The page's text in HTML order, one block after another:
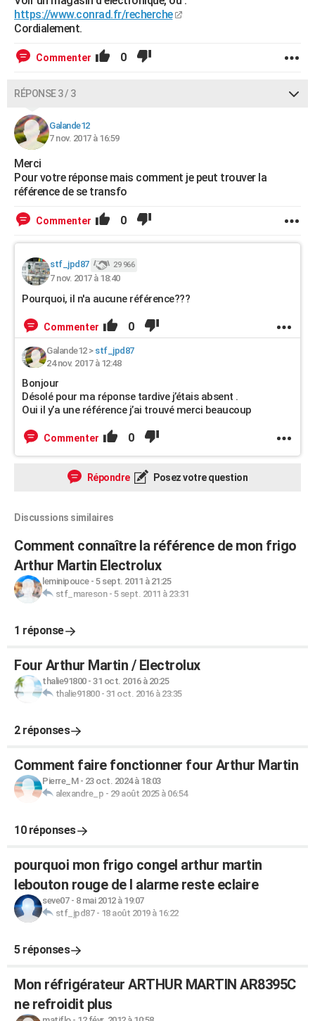
https://www.conrad.fr/recherche
Cordialement.
Commenter 0
RÉPONSE 3 / 3
Galande12
7 nov. 2017 à 16:59
Merci
Pour votre réponse mais comment je peut trouver la
référence de se transfo
Commenter 0
stf_jpd87 29 966
7 nov. 2017 à 18:40
Pourquoi, il n'a aucune référence???
Commenter 0
Galande12> stf_jpd87
24 nov. 2017 à 12:48
Bonjour
Désolé pour ma réponse tardive j’étais absent .
Oui il y’a une référence j’ai trouvé merci beaucoup
Commenter 0
Répondre Posez votre question
Discussions similaires
Comment connaître la référence de mon frigo
Arthur Martin Electrolux
leminipouce- 5 sept. 2011 à 21:25
stf_mareson- 5 sept. 2011 à 23:31
1 réponse
Four Arthur Martin / Electrolux
thalie91800- 31 oct. 2016 à 20:25
thalie91800- 31 oct. 2016 à 23:35
2 réponses
Comment faire fonctionner four Arthur Martin
Pierre_M- 23 oct. 2024 à 18:03
alexandre_p - 29 août 2025 à 06:54
10 réponses
pourquoi mon frigo congel arthur martin
lebouton rouge de l alarme reste eclaire
seve07- 8 mai 2012 à 19:07
stf_jpd87- 18 août 2019 à 16:22
5 réponses
Mon réfrigérateur ARTHUR MARTIN AR8395C
ne refroidit plus